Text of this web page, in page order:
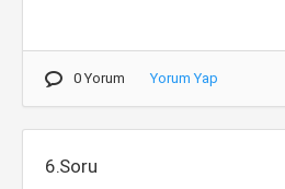
0 Yorum Yorum Yap
6.Soru